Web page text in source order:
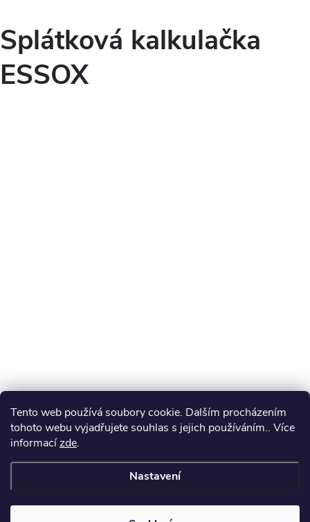
Tento web používá soubory cookie. Dalším procházením
tohoto webu vyjadřujete souhlas s jejich používáním.. Více
informacízde.
Nastavení
Splátková kalkulačka
ESSOX